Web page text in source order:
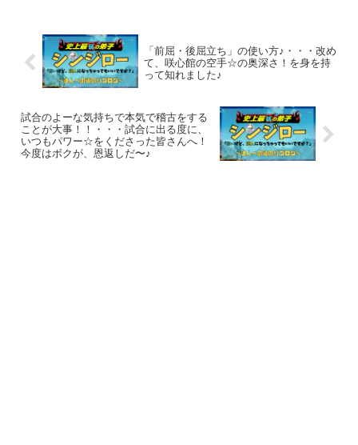
「前屈・後屈立ち」の使い方♪・・・改め
て、咲心館の空手☆の奥深さ！を身を持
って知れました♪
試合のよーな気持ちで本気で稽古をする
ことが大事！！・・・試合に出る度に、
いつもパワー☆をくださった皆さんへ！
今度はボクが、恩返しだ〜♪